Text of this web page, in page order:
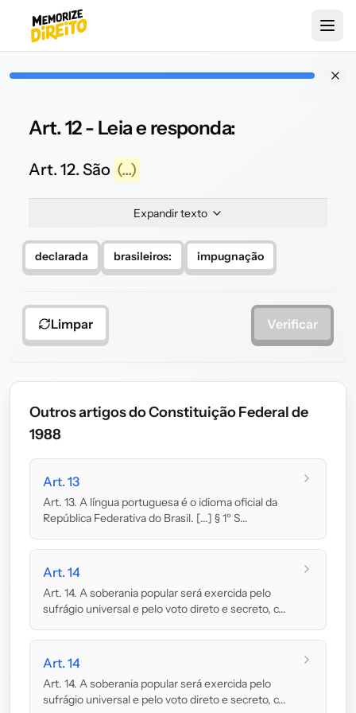
Art. 12 - Leia e responda:
Art. 12. São (...)
Expandir texto
declarada brasileiros: impugnação
Limpar Verificar
Outros artigos do Constituição Federal de
1988
Art. 13
Art. 13. A língua portuguesa é o idioma oficial da
República Federativa do Brasil. [...] § 1º S...
Art. 14
Art. 14. A soberania popular será exercida pelo
sufrágio universal e pelo voto direto e secreto, c...
Art. 14
Art. 14. A soberania popular será exercida pelo
sufrágio universal e pelo voto direto e secreto, c...